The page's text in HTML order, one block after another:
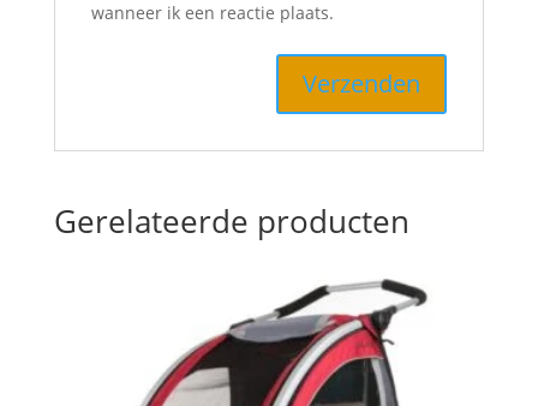
wanneer ik een reactie plaats.
Gerelateerde producten